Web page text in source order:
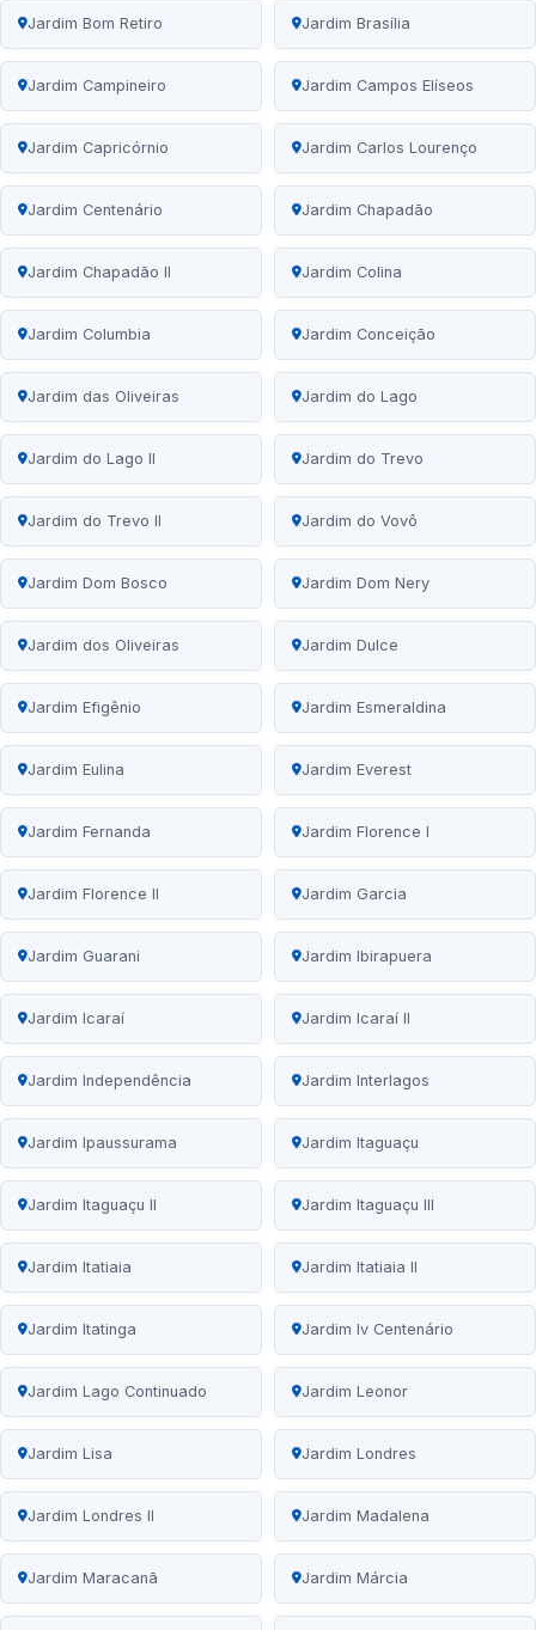
Jardim Bom Retiro Jardim Brasília
Jardim Campineiro Jardim Campos Elíseos
Jardim Capricórnio Jardim Carlos Lourenço
Jardim Centenário Jardim Chapadão
Jardim Chapadão II Jardim Colina
Jardim Columbia Jardim Conceição
Jardim das Oliveiras Jardim do Lago
Jardim do Lago II Jardim do Trevo
Jardim do Trevo II Jardim do Vovô
Jardim Dom Bosco Jardim Dom Nery
Jardim dos Oliveiras Jardim Dulce
Jardim Efigênio Jardim Esmeraldina
Jardim Eulina Jardim Everest
Jardim Fernanda Jardim Florence I
Jardim Florence II Jardim Garcia
Jardim Guarani Jardim Ibirapuera
Jardim Icaraí Jardim Icaraí II
Jardim Independência Jardim Interlagos
Jardim Ipaussurama Jardim Itaguaçu
Jardim Itaguaçu II Jardim Itaguaçu III
Jardim Itatiaia Jardim Itatiaia II
Jardim Itatinga Jardim Iv Centenário
Jardim Lago Continuado Jardim Leonor
Jardim Lisa Jardim Londres
Jardim Londres II Jardim Madalena
Jardim Maracanã Jardim Márcia